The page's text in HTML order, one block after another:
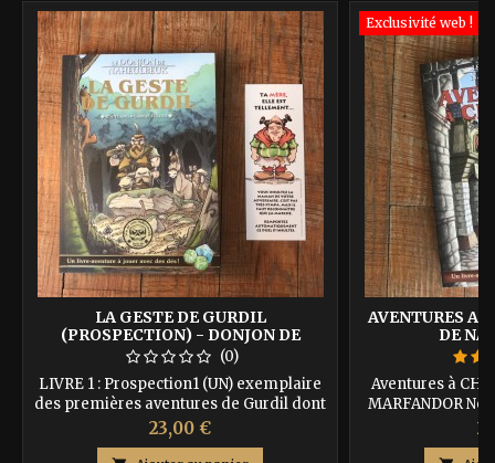
LA GESTE DE GURDIL
(PROSPECTION) - DONJON DE
NAHEULBEUK
(0)
LIVRE 1 : Prospection1 (UN) exemplaire
des premières aventures de Gurdil dont
vous êtes le héros, sur papier de qualité,
cousu, avec couverture au lettrage doré.
Prix
23,00 €
Exclusivité web !
AVENTURES A
DE
Aventures à
MARFANDOR
aventurier
exemplaire du